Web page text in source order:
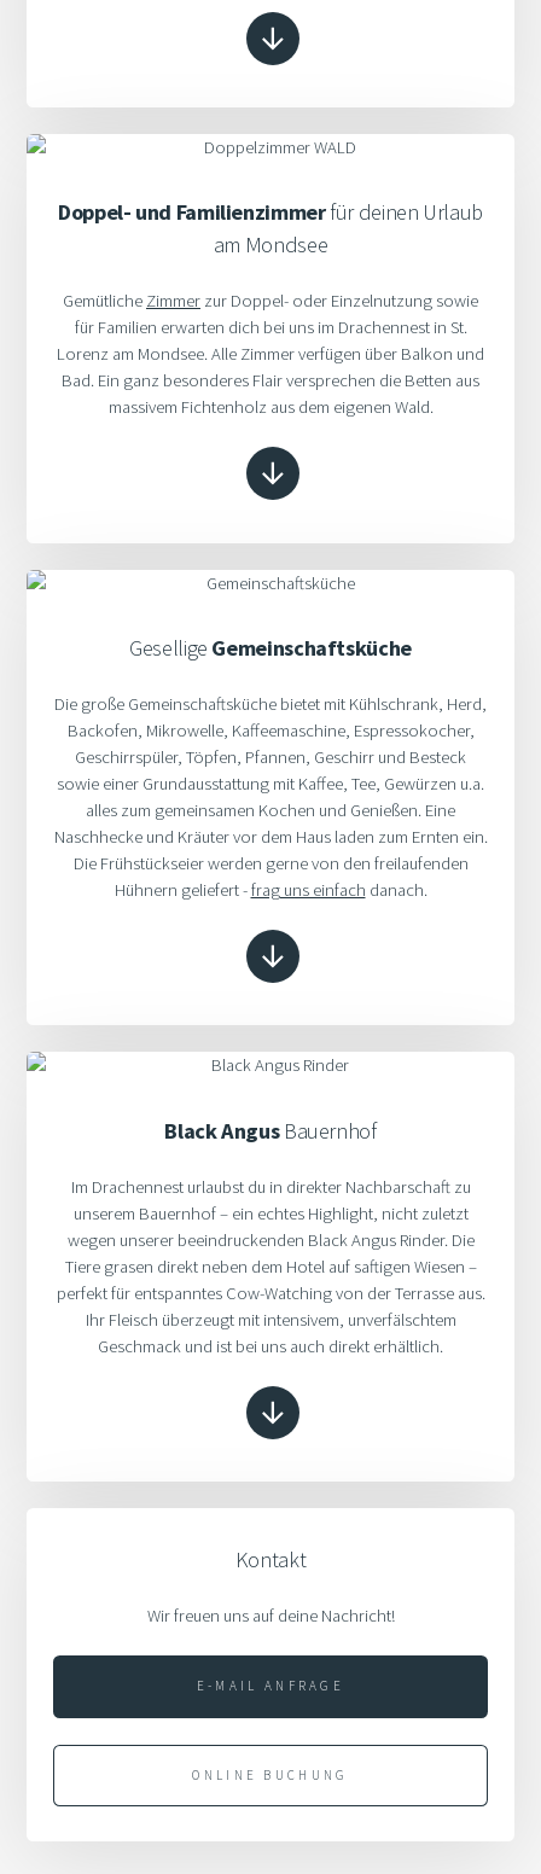
Doppel- und Familienzimmerfür deinen Urlaub
am Mondsee
Gemütliche Zimmer zur Doppel- oder Einzelnutzung sowie
für Familien erwarten dich bei uns im Drachennest in St.
Lorenz am Mondsee. Alle Zimmer verfügen über Balkon und
Bad. Ein ganz besonderes Flair versprechen die Betten aus
massivem Fichtenholz aus dem eigenen Wald.
Gesellige Gemeinschaftsküche
Die große Gemeinschaftsküche bietet mit Kühlschrank, Herd,
Backofen, Mikrowelle, Kaffeemaschine, Espressokocher,
Geschirrspüler, Töpfen, Pfannen, Geschirr und Besteck
sowie einer Grundausstattung mit Kaffee, Tee, Gewürzen u.a.
alles zum gemeinsamen Kochen und Genießen. Eine
Naschhecke und Kräuter vor dem Haus laden zum Ernten ein.
Die Frühstückseier werden gerne von den freilaufenden
Hühnern geliefert -frag uns einfach danach.
Black AngusBauernhof
Im Drachennest urlaubst du in direkter Nachbarschaft zu
unserem Bauernhof – ein echtes Highlight, nicht zuletzt
wegen unserer beeindruckenden Black Angus Rinder. Die
Tiere grasen direkt neben dem Hotel auf saftigen Wiesen –
perfekt für entspanntes Cow-Watching von der Terrasse aus.
Ihr Fleisch überzeugt mit intensivem, unverfälschtem
Geschmack und ist bei uns auch direkt erhältlich.
Kontakt
Wir freuen uns auf deine Nachricht!
E-MAIL ANFRAGE
ONLINE BUCHUNG